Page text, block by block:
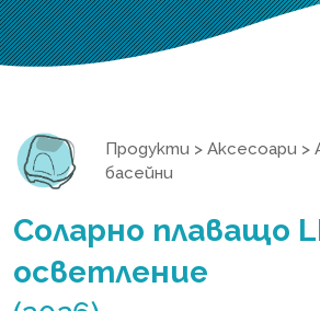
Продукти > Аксесоари >
басейни
Соларно плаващо
осветление